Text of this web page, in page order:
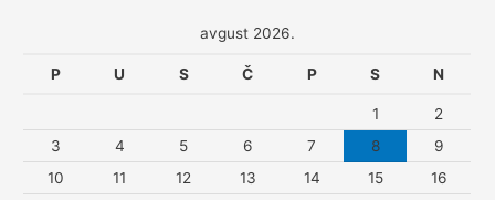
avgust 2026.
P U S Č P S N
1
2
3
4 5 6 7 8
9
10
11 12 13 14 15
16